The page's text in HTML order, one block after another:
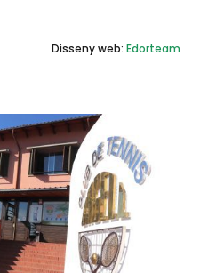
Disseny web: Edorteam